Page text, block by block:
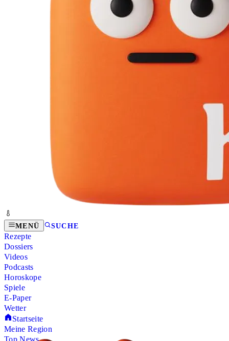
MENÜ SUCHE
Rezepte
Dossiers
Videos
Podcasts
Horoskope
Spiele
E-Paper
Wetter
Startseite
Meine Region